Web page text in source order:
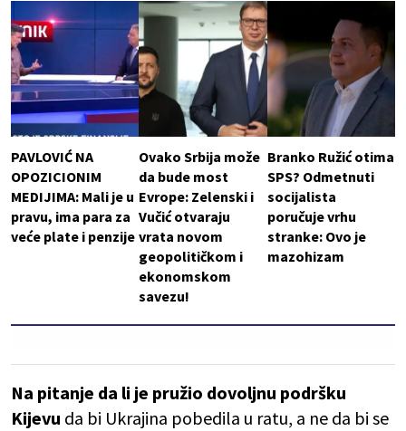
PAVLOVIĆ NA
OPOZICIONIM
MEDIJIMA: Mali je u
pravu, ima para za
veće plate i penzije
Ovako Srbija može
da bude most
Evrope: Zelenski i
Vučić otvaraju
vrata novom
geopolitičkom i
ekonomskom
savezu!
Branko Ružić otima
SPS? Odmetnuti
socijalista
poručuje vrhu
stranke: Ovo je
mazohizam
Na pitanje da li je pružio dovoljnu podršku
Kijevu da bi Ukrajina pobedila u ratu, a ne da bi se